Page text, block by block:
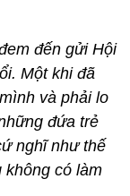
đến gửi Hội
Một khi đã
và phải lo
đứa trẻ
nghĩ như thế
không có làm